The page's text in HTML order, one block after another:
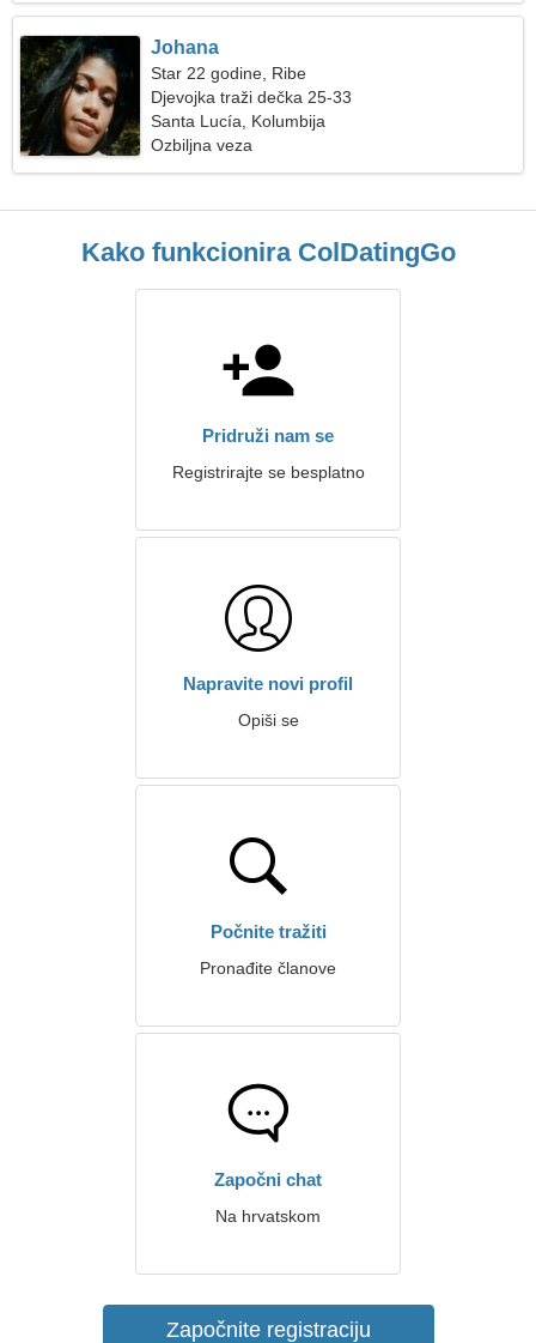
Johana
Star 22 godine, Ribe
Djevojka traži dečka 25-33
Santa Lucía, Kolumbija
Ozbiljna veza
Kako funkcionira ColDatingGo
Pridruži nam se
Registrirajte se besplatno
Napravite novi profil
Opiši se
Počnite tražiti
Pronađite članove
Započni chat
Na hrvatskom
Započnite registraciju